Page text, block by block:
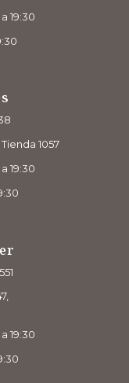
19:30
1057
19:30
19:30